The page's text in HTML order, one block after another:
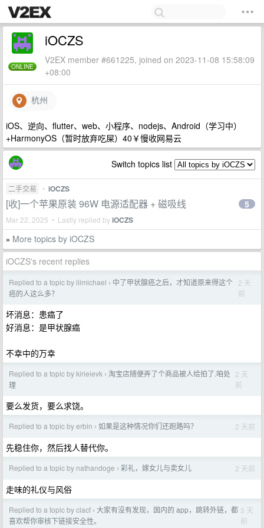
ONLINE
iOCZS
V2EX member #661225, joined on 2023-11-08 15:58:09
+08:00
杭州
iOS、逆向、flutter、web、小程序、nodejs、Android（学习中）
+HarmonyOS（暂时放弃吃屎）40￥慢收网易云
Switch topics list
二手交易 • iOCZS
[收]一个苹果原装 96W 电源适配器 + 磁吸线
Mar 22, 2025 • Lastly replied byiOCZS
5
» More topics by iOCZS
iOCZS's recent replies
Replied to a topic by iiimichael › 中了甲状腺癌之后，才知道原来得这个
癌的人这么多？
2 天
前
坏消息：患癌了
好消息：是甲状腺癌
不幸中的万幸
Replied to a topic by kirieievk › 淘宝店随便弄了个商品被人给拍了.咱处
理
2 天
前
要么发货，要么求饶。
Replied to a topic by erbin › 如果是这种情况你们还跑路吗？ 2 天前
先稳住你，然后找人替代你。
Replied to a topic by nathandoge › 彩礼，嫁女儿与卖女儿 2 天前
走味的礼仪与风俗
Replied to a topic by clacf › 大家有没有发现，国内的 app，跳转外链，都
喜欢帮你审核下链接安全性。
3 天
前